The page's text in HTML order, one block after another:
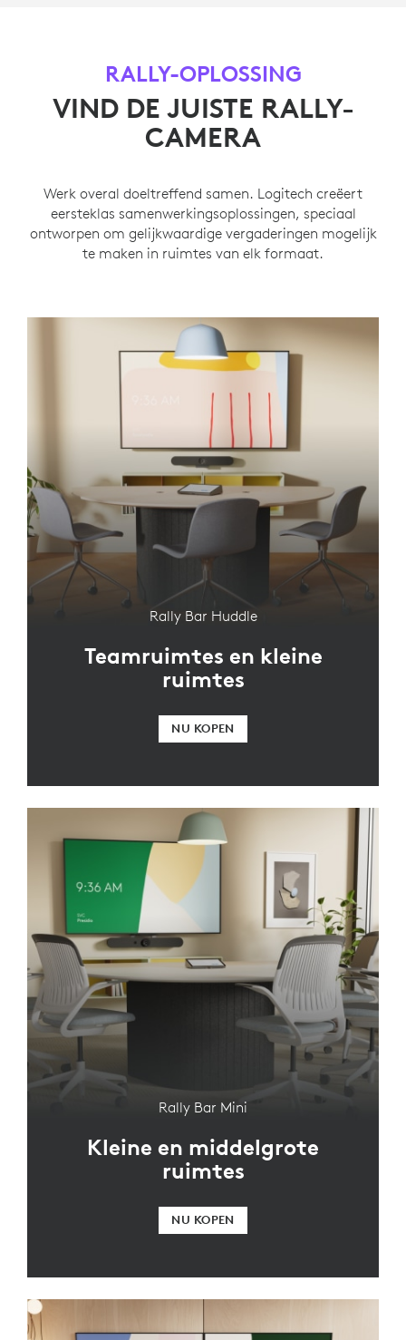
RALLY-OPLOSSING
VIND DE JUISTE RALLY-
CAMERA
Werk overal doeltreffend samen. Logitech creëert
eersteklas samenwerkingsoplossingen, speciaal
ontworpen om gelijkwaardige vergaderingen mogelijk
te maken in ruimtes van elk formaat.
Rally Bar Huddle
Teamruimtes en kleine
ruimtes
NU KOPEN
Rally Bar Mini
Kleine en middelgrote
ruimtes
NU KOPEN